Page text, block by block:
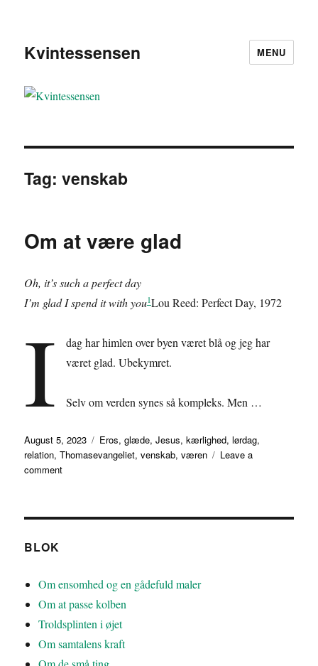
Kvintessensen MENU
Tag:venskab
Om at være glad
Oh, it’s such a perfect day
I’m glad I spend it with you1Lou Reed: Perfect Day, 1972
I
dag har himlen over byen været blå og jeg har
været glad. Ubekymret.
Selv om verden synes så kompleks. Men …
Posted
on
August 5, 2023 Tags
Eros,glæde,Jesus,kærlighed,lørdag,
relation,Thomasevangeliet,venskab,væren
Leave a
commenton
være
BLOK
Om ensomhed og en gådefuld maler
Om at passe kolben
Troldsplinten i øjet
Om samtalens kraft